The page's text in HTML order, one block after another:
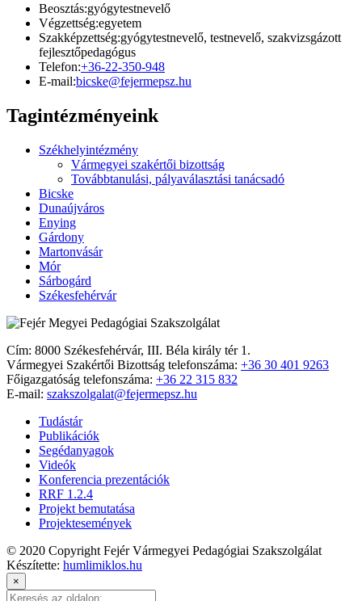
Beosztás:gyógytestnevelő
Végzettség:egyetem
Szakképzettség:gyógytestnevelő, testnevelő, szakvizsgázott
fejlesztőpedagógus
Telefon:+36-22-350-948
E-mail:bicske@fejermepsz.hu
Tagintézményeink
Székhelyintézmény
Vármegyei szakértői bizottság
Továbbtanulási, pályaválasztási tanácsadó
Bicske
Dunaújváros
Enying
Gárdony
Martonvásár
Mór
Sárbogárd
Székesfehérvár
Cím: 8000 Székesfehérvár, III. Béla király tér 1.
Vármegyei Szakértői Bizottság telefonszáma: +36 30 401 9263
Főigazgatóság telefonszáma: +36 22 315 832
E-mail: szakszolgalat@fejermepsz.hu
Tudástár
Publikációk
Segédanyagok
Videók
Konferencia prezentációk
RRF 1.2.4
Projekt bemutatása
Projektesemények
© 2020 Copyright Fejér Vármegyei Pedagógiai Szakszolgálat
Készítette: humlimiklos.hu
×